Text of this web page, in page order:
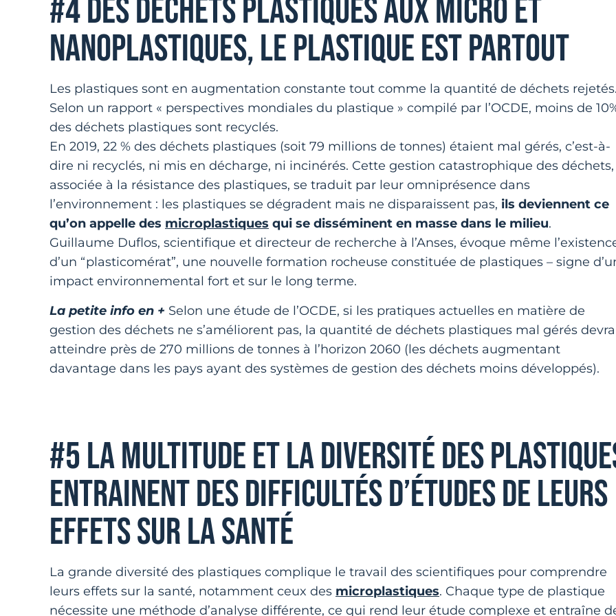
#4 DES DÉCHETS PLASTIQUES AUX MICRO ET
NANOPLASTIQUES, LE PLASTIQUE EST PARTOUT
Les plastiques sont en augmentation constante tout comme la quantité de déchets rejetés.
Selon un rapport « perspectives mondiales du plastique » compilé par l’OCDE, moins de
des déchets plastiques sont recyclés.
En 2019, 22 % des déchets plastiques (soit 79 millions de tonnes) étaient mal gérés, c’est-à-
dire ni recyclés, ni mis en décharge, ni incinérés. Cette gestion catastrophique des déchets,
associée à la résistance des plastiques, se traduit par leur omniprésence dans
l’environnement : les plastiques se dégradent mais ne disparaissent pas, ils deviennent ce
qu’on appelle des microplastiques qui se disséminent en masse dans le milieu.
Guillaume Duflos, scientifique et directeur de recherche à l’Anses, évoque même
d’un “plasticomérat”, une nouvelle formation rocheuse constituée de plastiques – signe
impact environnemental fort et sur le long terme.
La petite info en + Selon une étude de l’OCDE, si les pratiques actuelles en matière de
gestion des déchets ne s’améliorent pas, la quantité de déchets plastiques mal gérés
atteindre près de 270 millions de tonnes à l’horizon 2060 (les déchets augmentant
davantage dans les pays ayant des systèmes de gestion des déchets moins développés).
#5 LA MULTITUDE ET LA DIVERSITÉ DES
ENTRAINENT DES DIFFICULTÉS D’ÉTUDES DE LEURS
EFFETS SUR LA SANTÉ
La grande diversité des plastiques complique le travail des scientifiques pour comprendre
leurs effets sur la santé, notamment ceux des microplastiques. Chaque type de plastique
nécessite une méthode d’analyse différente, ce qui rend leur étude complexe et entraîne